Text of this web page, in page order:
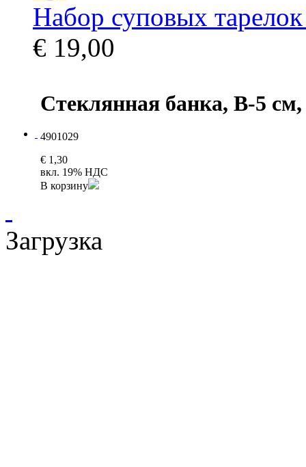
Набор суповых
€ 19,00
Стеклянная банка, В-5
4901029
€ 1,30
вкл. 19% НДС
В корзину
Загрузка